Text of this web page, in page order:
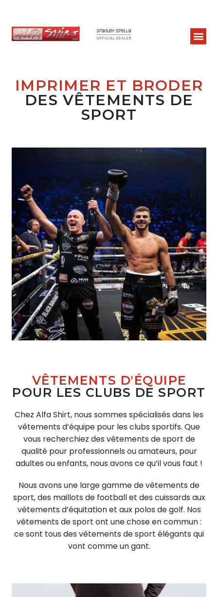
IMPRIMER ET BRODER
DES VÊTEMENTS DE
SPORT
VÊTEMENTS D'ÉQUIPE
POUR LES CLUBS DE SPORT
Chez Alfa Shirt, nous sommes spécialisés dans les
vêtements d’équipe pour les clubs sportifs. Que
vous recherchiez des vêtements de sport de
qualité pour professionnels ou amateurs, pour
adultes ou enfants, nous avons ce qu’il vous faut !
Nous avons une large gamme de vêtements de
sport, des maillots de football et des cuissards aux
vêtements d’équitation et aux polos de golf. Nos
vêtements de sport ont une chose en commun :
ce sont tous des vêtements de sport élégants qui
vont comme un gant.